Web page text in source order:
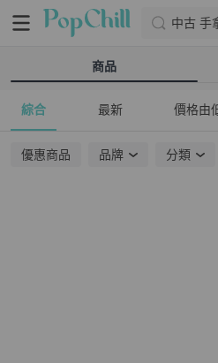
中古 手
商品
綜合 最新 價格由
優惠商品 品牌 分類